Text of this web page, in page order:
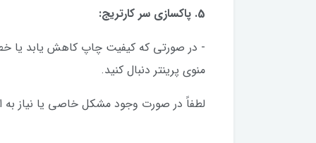
5. پاکسازی سر کارتریج:
- در صورتی که کیفیت چاپ کاهش یابد یا
منوی پرینتر دنبال کنید.
لطفاً در صورت وجود مشکل خاصی یا نیاز به